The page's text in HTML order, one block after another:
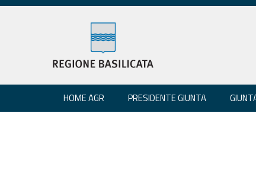
HOME AGR PRESIDENTE GIUNTA